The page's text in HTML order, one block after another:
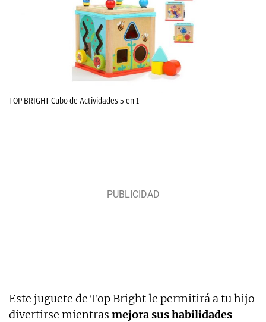
TOP BRIGHT Cubo de Actividades 5 en 1
Este juguete de Top Bright le permitirá a tu hijo
divertirse mientras mejora sus habilidades